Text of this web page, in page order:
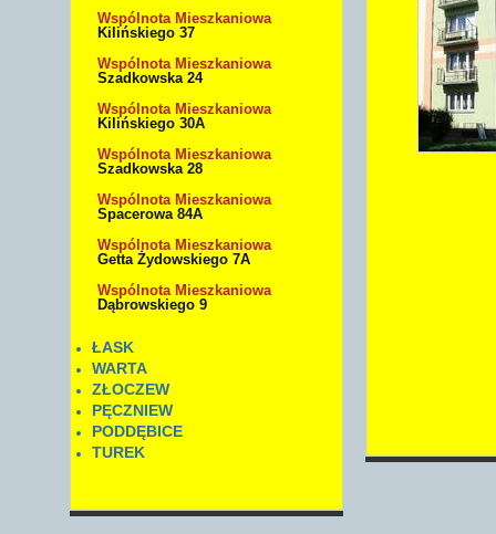
Wspólnota Mieszkaniowa
Kilińskiego 37
Wspólnota Mieszkaniowa
Szadkowska 24
Wspólnota Mieszkaniowa
Kilińskiego 30A
Wspólnota Mieszkaniowa
Szadkowska 28
Wspólnota Mieszkaniowa
Spacerowa 84A
Wspólnota Mieszkaniowa
Getta Żydowskiego 7A
Wspólnota Mieszkaniowa
Dąbrowskiego 9
ŁASK
WARTA
ZŁOCZEW
PĘCZNIEW
PODDĘBICE
TUREK